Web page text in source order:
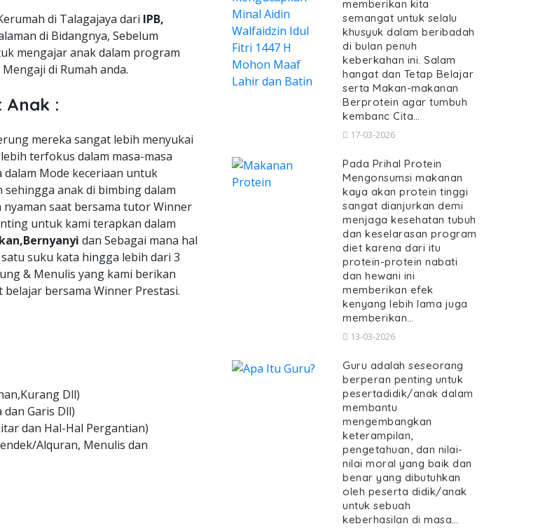
di Talagajaya dari IPB,
di Bidangnya, Sebelum
mengajar anak dalam program
di Rumah anda.
Anak :
mereka sangat lebih menyukai
terfokus dalam masa-masa
Mode keceriaan untuk
anak di bimbing dalam
saat bersama tutor Winner
untuk kami terapkan dalam
dan Sebagai mana hal
suku kata hingga lebih dari 3
& Menulis yang kami berikan
bersama Winner Prestasi.
Dll)
Garis Dll)
dan Hal-Hal Pergantian)
Alquran, Menulis dan
memberikan kita
semangat untuk selalu
khusyuk dalam beribadah
di bulan penuh
keberkahan ini. Salam
hangat dan Tetap Belajar
serta Makan-makanan
Berprotein agar tumbuh
kembanc Cita…
17-03-2026
Pada Prihal Protein
Mengonsumsi makanan
kaya akan protein tinggi
sangat dianjurkan demi
menjaga kesehatan tubuh
dan keselarasan program
diet karena dari itu
protein-protein nabati
dan hewani ini
memberikan efek
kenyang lebih lama juga
memberikan…
13-03-2026
Guru adalah seseorang
berperan penting untuk
pesertadidik/anak dalam
membantu
mengembangkan
keterampilan,
pengetahuan, dan nilai-
nilai moral yang baik dan
benar yang dibutuhkan
oleh peserta didik/anak
untuk sebuah
keberhasilan di masa…